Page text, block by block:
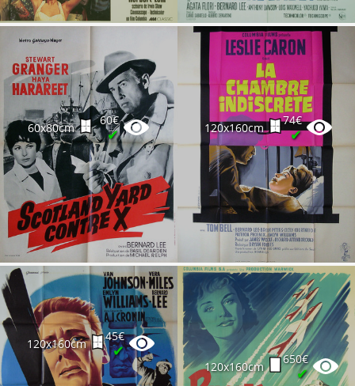
60x80cm
60€
✔ 120x160cm
74€
✔
120x160cm
45€
✔
120x160cm
650€
✔